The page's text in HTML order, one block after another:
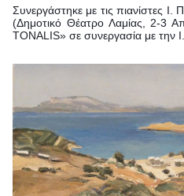
Συνεργάστηκε με τις πιανίστες
(Δημοτικό Θέατρο Λαμίας, 2-3
TONALIS» σε συνεργασία με την